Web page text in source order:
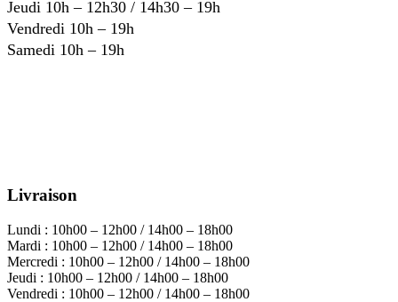
Jeudi 10h – 12h30 / 14h30 – 19h
Vendredi 10h – 19h
Samedi 10h – 19h
Livraison
Lundi : 10h00 – 12h00 / 14h00 – 18h00
Mardi : 10h00 – 12h00 / 14h00 – 18h00
Mercredi : 10h00 – 12h00 / 14h00 – 18h00
Jeudi : 10h00 – 12h00 / 14h00 – 18h00
Vendredi : 10h00 – 12h00 / 14h00 – 18h00